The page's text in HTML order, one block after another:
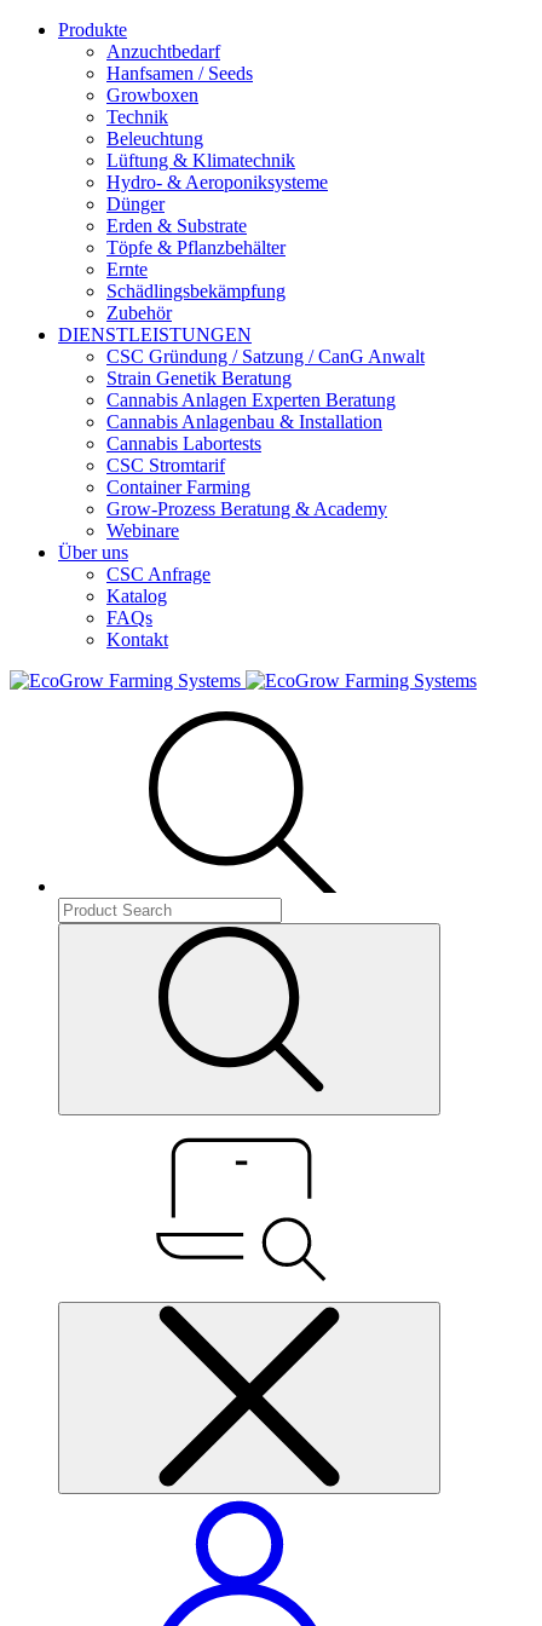
Produkte
Anzuchtbedarf
Hanfsamen / Seeds
Growboxen
Technik
Beleuchtung
Lüftung & Klimatechnik
Hydro- & Aeroponiksysteme
Dünger
Erden & Substrate
Töpfe & Pflanzbehälter
Ernte
Schädlingsbekämpfung
Zubehör
DIENSTLEISTUNGEN
CSC Gründung / Satzung / CanG Anwalt
Strain Genetik Beratung
Cannabis Anlagen Experten Beratung
Cannabis Anlagenbau & Installation
Cannabis Labortests
CSC Stromtarif
Container Farming
Grow-Prozess Beratung & Academy
Webinare
Über uns
CSC Anfrage
Katalog
FAQs
Kontakt